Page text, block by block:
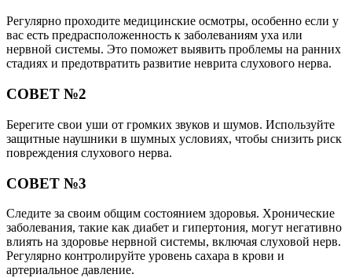
Регулярно проходите медицинские осмотры, особенно если у
вас есть предрасположенность к заболеваниям уха или
нервной системы. Это поможет выявить проблемы на ранних
стадиях и предотвратить развитие неврита слухового нерва.
СОВЕТ №2
Берегите свои уши от громких звуков и шумов. Используйте
защитные наушники в шумных условиях, чтобы снизить риск
повреждения слухового нерва.
СОВЕТ №3
Следите за своим общим состоянием здоровья. Хронические
заболевания, такие как диабет и гипертония, могут негативно
влиять на здоровье нервной системы, включая слуховой нерв.
Регулярно контролируйте уровень сахара в крови и
артериальное давление.